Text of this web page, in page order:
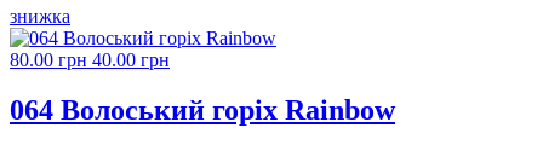
знижка
80.00 грн 40.00 грн
064 Волоський горіх Rainbow